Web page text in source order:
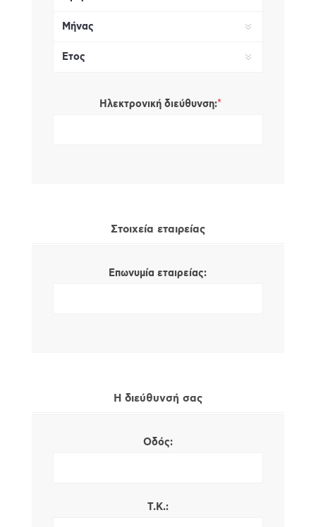
Ηλεκτρονική διεύθυνση:*
Στοιχεία εταιρείας
Επωνυμία εταιρείας:
Η διεύθυνσή σας
Οδός:
Τ.Κ.: